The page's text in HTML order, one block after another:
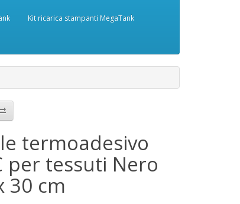
Kit ricarica stampanti MegaTank
termoadesivo
per tessuti Nero
30 cm